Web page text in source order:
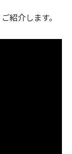
紹介します。